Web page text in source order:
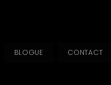
BLOGUE CONTACT